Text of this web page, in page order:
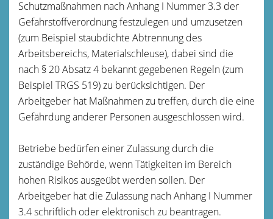
Schutzmaßnahmen nach Anhang I Nummer 3.3 der
Gefahrstoffverordnung festzulegen und umzusetzen
(zum Beispiel staubdichte Abtrennung des
Arbeitsbereichs, Materialschleuse), dabei sind die
nach § 20 Absatz 4 bekannt gegebenen Regeln (zum
Beispiel TRGS 519) zu berücksichtigen. Der
Arbeitgeber hat Maßnahmen zu treffen, durch die eine
Gefährdung anderer Personen ausgeschlossen wird.
Betriebe bedürfen einer Zulassung durch die
zuständige Behörde, wenn Tätigkeiten im Bereich
hohen Risikos ausgeübt werden sollen. Der
Arbeitgeber hat die Zulassung nach Anhang I Nummer
3.4 schriftlich oder elektronisch zu beantragen.